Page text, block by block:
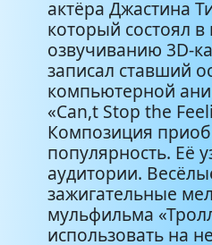
актёра Джастина
который состоял в
озвучиванию 3D-
записал ставший
компьютерной
«Can,t Stop the
Композиция
популярность. Её
аудитории.
зажигательные
мульфильма
использовать на